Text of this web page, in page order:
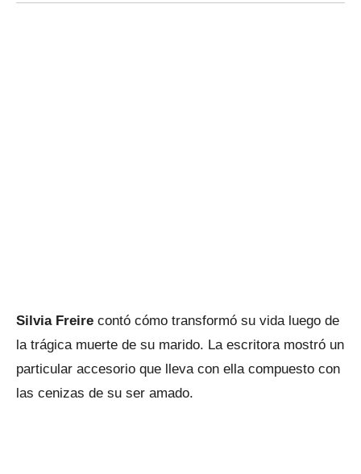
Silvia Freire contó cómo transformó su vida luego de
la trágica muerte de su marido. La escritora mostró un
particular accesorio que lleva con ella compuesto con
las cenizas de su ser amado.